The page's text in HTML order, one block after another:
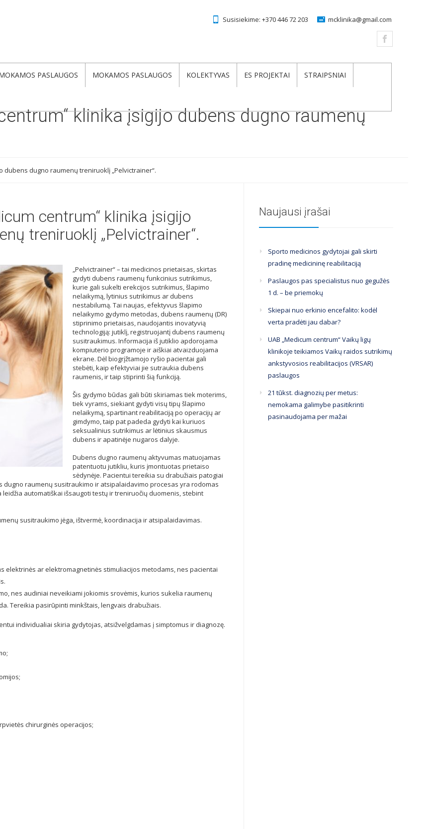
Susisiekime: +370 446 72 203 mcklinika@gmail.com
PASLAUGOS MOKAMOS PASLAUGOS KOLEKTYVAS ES PROJEKTAI STRAIPSNIAI
klinika įsigijo dubens dugno raumenų
dubens dugno raumenų treniruoklį „Pelvictrainer“.
centrum“ klinika įsigijo
treniruoklį „Pelvictrainer“.
„Pelvictrainer“ – tai medicinos prietaisas, skirtas
gydyti dubens raumenų funkcinius sutrikimus,
kurie gali sukelti erekcijos sutrikimus, šlapimo
nelaikymą, lytinius sutrikimus ar dubens
nestabilumą. Tai naujas, efektyvus šlapimo
nelaikymo gydymo metodas, dubens raumenų (DR)
stiprinimo prietaisas, naudojantis inovatyvią
technologiją: jutiklį, registruojantį dubens raumenų
susitraukimus. Informacija iš jutiklio apdorojama
kompiuterio programoje ir aiškiai atvaizduojama
ekrane. Dėl biogrįžtamojo ryšio pacientai gali
stebėti, kaip efektyviai jie sutraukia dubens
raumenis, ir taip stiprinti šią funkciją.
Šis gydymo būdas gali būti skiriamas tiek moterims,
tiek vyrams, siekiant gydyti visų tipų šlapimo
nelaikymą, spartinant reabilitaciją po operacijų ar
gimdymo, taip pat padeda gydyti kai kuriuos
seksualinius sutrikimus ar lėtinius skausmus
dubens ir apatinėje nugaros dalyje.
Dubens dugno raumenų aktyvumas matuojamas
patentuotu jutikliu, kuris įmontuotas prietaiso
sėdynėje. Pacientui tereikia su drabužiais patogiai
dugno raumenų susitraukimo ir atsipalaidavimo procesas yra rodomas
automatiškai išsaugoti testų ir treniruočių duomenis, stebint
susitraukimo jėga, ištvermė, koordinacija ir atsipalaidavimas.
elektrinės ar elektromagnetinės stimuliacijos metodams, nes pacientai
nes audiniai neveikiami jokiomis srovėmis, kurios sukelia raumenų
Tereikia pasirūpinti minkštais, lengvais drabužiais.
individualiai skiria gydytojas, atsižvelgdamas į simptomus ir diagnozę.
chirurginės operacijos;
Naujausi įrašai
Sporto medicinos gydytojai gali skirti
pradinę medicininę reabilitaciją
Paslaugos pas specialistus nuo gegužės
1 d. – be priemokų
Skiepai nuo erkinio encefalito: kodėl
verta pradėti jau dabar?
UAB „Medicum centrum“ Vaikų ligų
klinikoje teikiamos Vaikų raidos sutrikimų
ankstyvosios reabilitacijos (VRSAR)
paslaugos
21 tūkst. diagnozių per metus:
nemokama galimybe pasitikrinti
pasinaudojama per mažai